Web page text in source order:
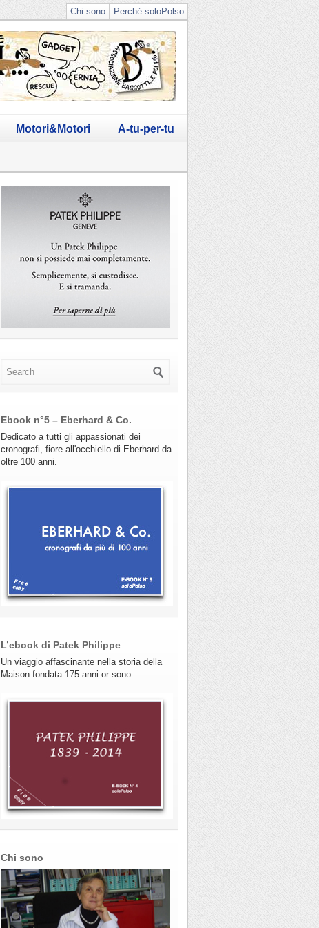
Perché soloPolso
Chi sono
Motori&Motori A-tu-per-tu
Ebook n°5 – Eberhard & Co.
Dedicato a tutti gli appassionati dei
cronografi, fiore all'occhiello di Eberhard da
oltre 100 anni.
L’ebook di Patek Philippe
Un viaggio affascinante nella storia della
Maison fondata 175 anni or sono.
Chi sono